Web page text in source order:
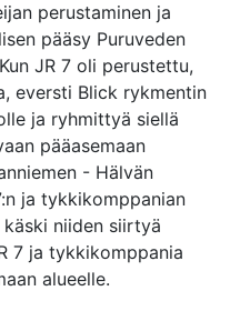
perustaminen ja
pääsy Puruveden
JR 7 oli perustettu,
eversti Blick rykmentin
ja ryhmittyä siellä
pääasemaan
- Hälvän
ja tykkikomppanian
niiden siirtyä
7 ja tykkikomppania
alueelle.